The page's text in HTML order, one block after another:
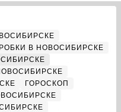
В НОВОСИБИРСКЕ
ГОРОСКОП